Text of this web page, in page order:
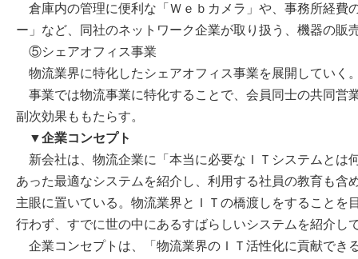
倉庫内の管理に便利な「Ｗｅｂカメラ」や、事務所経費
ー」など、同社のネットワーク企業が取り扱う、機器の販
⑤シェアオフィス事業
物流業界に特化したシェアオフィス事業を展開していく
事業では物流事業に特化することで、会員同士の共同営
副次効果ももたらす。
▼企業コンセプト
新会社は、物流企業に「本当に必要なＩＴシステムとは
あった最適なシステムを紹介し、利用する社員の教育も含
主眼に置いている。物流業界とＩＴの橋渡しをすることを
行わず、すでに世の中にあるすばらしいシステムを紹介し
企業コンセプトは、「物流業界のＩＴ活性化に貢献でき